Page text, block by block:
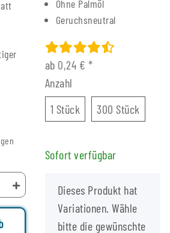
Ohne Palmöl
Geruchsneutral
ab 0,24 € *
Anzahl
1 Stück 1 Stück300 Stück
Sofort verfügbar
x
Dieses Produkt hat
Variationen. Wähle
bitte die gewünschte